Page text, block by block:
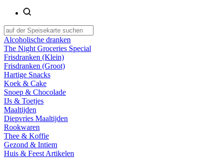
Alcoholische dranken
The Night Groceries Special
Frisdranken (Klein)
Frisdranken (Groot)
Hartige Snacks
Koek & Cake
Snoep & Chocolade
IJs & Toetjes
Maaltijden
Diepvries Maaltijden
Rookwaren
Thee & Koffie
Gezond & Intiem
Huis & Feest Artikelen